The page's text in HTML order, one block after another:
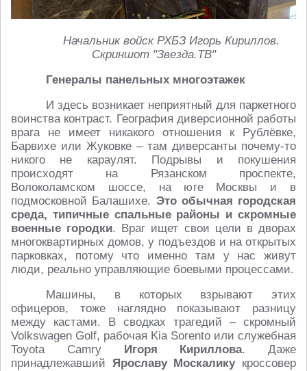
Начальник войск РХБЗ Игорь Кириллов.
Скриншот "Звезда.ТВ"
Генералы панельных многоэтажек
И здесь возникает неприятный для паркетного
воинства контраст. География диверсионной работы
врага не имеет никакого отношения к Рублёвке,
Барвихе или Жуковке – там диверсанты почему-то
никого не караулят. Подрывы и покушения
происходят на Рязанском проспекте,
Волоколамском шоссе, на юге Москвы и в
подмосковной Балашихе. Это обычная городская
среда, типичные спальные районы и скромные
военные городки. Враг ищет свои цели в дворах
многоквартирных домов, у подъездов и на открытых
парковках, потому что именно там у нас живут
люди, реально управляющие боевыми процессами.
Машины, в которых взрывают этих
офицеров, тоже наглядно показывают разницу
между кастами. В сводках трагедий – скромный
Volkswagen Golf, рабочая Kia Sorento или служебная
Toyota Camry Игоря Кириллова. Даже
принадлежавший Ярославу Москаликукроссовер